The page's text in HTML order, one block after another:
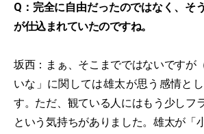
Q：完全に自由だったのではなく、そ
が仕込まれていたのですね。
坂西：まぁ、そこまでではないですが
いな」に関しては雄太が思う感情と
す。ただ、観ている人にはもう少しフ
という気持ちがありました。雄太が「